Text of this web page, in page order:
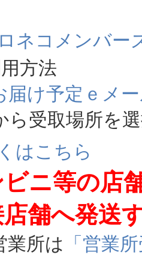
ネコメンバー
方法
届け予定ｅメ
ら受取場所を
はこちら
ニ等の店
舗へ発送
所は 「営業